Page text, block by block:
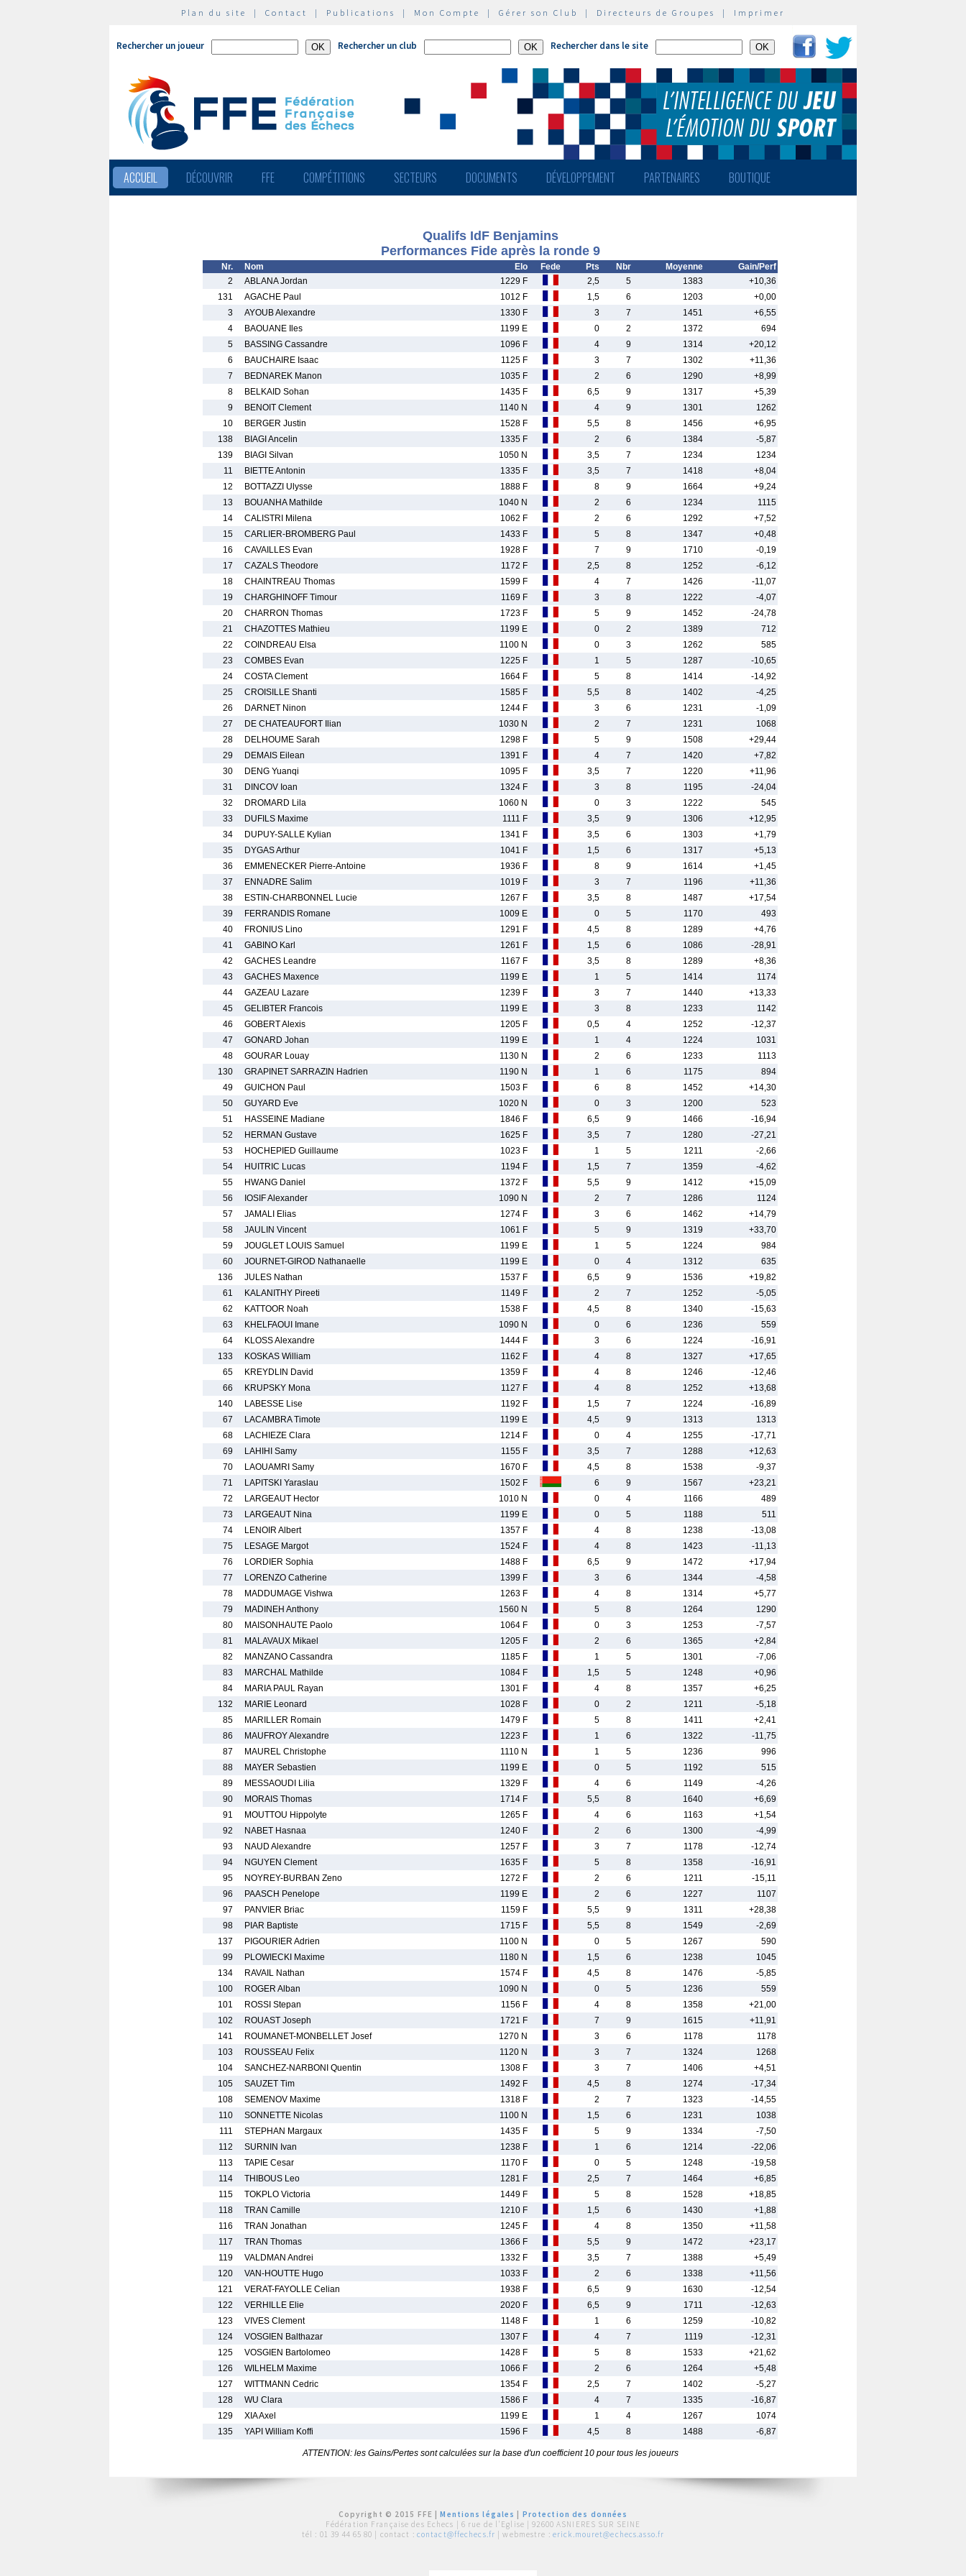
Plan du site | Contact | Publications | Mon Compte | Gérer son Club | Directeurs de Groupes | Imprimer
Rechercher un joueur Rechercher un club Rechercher dans le site
ACCUEIL DÉCOUVRIR FFE COMPÉTITIONS SECTEURS DOCUMENTS DÉVELOPPEMENT PARTENAIRES BOUTIQUE
Qualifs IdF Benjamins
Performances Fide après la ronde 9
Nr. Nom Elo Fede Pts Nbr Moyenne
Gain/Perf
2
ABLANA Jordan 1229 F 2,5 5 1383
+10,36
131
AGACHE Paul 1012 F 1,5 6 1203
+0,00
3
AYOUB Alexandre 1330 F 3 7 1451
+6,55
4
BAOUANE Iles 1199 E 0 2 1372
694
5
BASSING Cassandre 1096 F 4 9 1314
+20,12
6
BAUCHAIRE Isaac 1125 F 3 7 1302
+11,36
7
BEDNAREK Manon 1035 F 2 6 1290
+8,99
8
BELKAID Sohan 1435 F 6,5 9 1317
+5,39
9
BENOIT Clement 1140 N 4 9 1301
1262
10
BERGER Justin 1528 F 5,5 8 1456
+6,95
138
BIAGI Ancelin 1335 F 2 6 1384
-5,87
139
BIAGI Silvan 1050 N 3,5 7 1234
1234
11
BIETTE Antonin 1335 F 3,5 7 1418
+8,04
12
BOTTAZZI Ulysse 1888 F 8 9 1664
+9,24
13
BOUANHA Mathilde 1040 N 2 6 1234
1115
14
CALISTRI Milena 1062 F 2 6 1292
+7,52
15
CARLIER-BROMBERG Paul 1433 F 5 8 1347
+0,48
16
CAVAILLES Evan 1928 F 7 9 1710
-0,19
17
CAZALS Theodore 1172 F 2,5 8 1252
-6,12
18
CHAINTREAU Thomas 1599 F 4 7 1426
-11,07
19
CHARGHINOFF Timour 1169 F 3 8 1222
-4,07
20
CHARRON Thomas 1723 F 5 9 1452
-24,78
21
CHAZOTTES Mathieu 1199 E 0 2 1389
712
22
COINDREAU Elsa 1100 N 0 3 1262
585
23
COMBES Evan 1225 F 1 5 1287
-10,65
24
COSTA Clement 1664 F 5 8 1414
-14,92
25
CROISILLE Shanti 1585 F 5,5 8 1402
-4,25
26
DARNET Ninon 1244 F 3 6 1231
-1,09
27
DE CHATEAUFORT Ilian 1030 N 2 7 1231
1068
28
DELHOUME Sarah 1298 F 5 9 1508
+29,44
29
DEMAIS Eilean 1391 F 4 7 1420
+7,82
30
DENG Yuanqi 1095 F 3,5 7 1220
+11,96
31
DINCOV Ioan 1324 F 3 8 1195
-24,04
32
DROMARD Lila 1060 N 0 3 1222
545
33
DUFILS Maxime 1111 F 3,5 9 1306
+12,95
34
DUPUY-SALLE Kylian 1341 F 3,5 6 1303
+1,79
35
DYGAS Arthur 1041 F 1,5 6 1317
+5,13
36
EMMENECKER Pierre-Antoine 1936 F 8 9 1614
+1,45
37
ENNADRE Salim 1019 F 3 7 1196
+11,36
38
ESTIN-CHARBONNEL Lucie 1267 F 3,5 8 1487
+17,54
39
FERRANDIS Romane 1009 E 0 5 1170
493
40
FRONIUS Lino 1291 F 4,5 8 1289
+4,76
41
GABINO Karl 1261 F 1,5 6 1086
-28,91
42
GACHES Leandre 1167 F 3,5 8 1289
+8,36
43
GACHES Maxence 1199 E 1 5 1414
1174
44
GAZEAU Lazare 1239 F 3 7 1440
+13,33
45
GELIBTER Francois 1199 E 3 8 1233
1142
46
GOBERT Alexis 1205 F 0,5 4 1252
-12,37
47
GONARD Johan 1199 E 1 4 1224
1031
48
GOURAR Louay 1130 N 2 6 1233
1113
130
GRAPINET SARRAZIN Hadrien 1190 N 1 6 1175
894
49
GUICHON Paul 1503 F 6 8 1452
+14,30
50
GUYARD Eve 1020 N 0 3 1200
523
51
HASSEINE Madiane 1846 F 6,5 9 1466
-16,94
52
HERMAN Gustave 1625 F 3,5 7 1280
-27,21
53
HOCHEPIED Guillaume 1023 F 1 5 1211
-2,66
54
HUITRIC Lucas 1194 F 1,5 7 1359
-4,62
55
HWANG Daniel 1372 F 5,5 9 1412
+15,09
56
IOSIF Alexander 1090 N 2 7 1286
1124
57
JAMALI Elias 1274 F 3 6 1462
+14,79
58
JAULIN Vincent 1061 F 5 9 1319
+33,70
59
JOUGLET LOUIS Samuel 1199 E 1 5 1224
984
60
JOURNET-GIROD Nathanaelle 1199 E 0 4 1312
635
136
JULES Nathan 1537 F 6,5 9 1536
+19,82
61
KALANITHY Pireeti 1149 F 2 7 1252
-5,05
62
KATTOOR Noah 1538 F 4,5 8 1340
-15,63
63
KHELFAOUI Imane 1090 N 0 6 1236
559
64
KLOSS Alexandre 1444 F 3 6 1224
-16,91
133
KOSKAS William 1162 F 4 8 1327
+17,65
65
KREYDLIN David 1359 F 4 8 1246
-12,46
66
KRUPSKY Mona 1127 F 4 8 1252
+13,68
140
LABESSE Lise 1192 F 1,5 7 1224
-16,89
67
LACAMBRA Timote 1199 E 4,5 9 1313
1313
68
LACHIEZE Clara 1214 F 0 4 1255
-17,71
69
LAHIHI Samy 1155 F 3,5 7 1288
+12,63
70
LAOUAMRI Samy 1670 F 4,5 8 1538
-9,37
71
LAPITSKI Yaraslau 1502 F 6 9 1567
+23,21
72
LARGEAUT Hector 1010 N 0 4 1166
489
73
LARGEAUT Nina 1199 E 0 5 1188
511
74
LENOIR Albert 1357 F 4 8 1238
-13,08
75
LESAGE Margot 1524 F 4 8 1423
-11,13
76
LORDIER Sophia 1488 F 6,5 9 1472
+17,94
77
LORENZO Catherine 1399 F 3 6 1344
-4,58
78
MADDUMAGE Vishwa 1263 F 4 8 1314
+5,77
79
MADINEH Anthony 1560 N 5 8 1264
1290
80
MAISONHAUTE Paolo 1064 F 0 3 1253
-7,57
81
MALAVAUX Mikael 1205 F 2 6 1365
+2,84
82
MANZANO Cassandra 1185 F 1 5 1301
-7,06
83
MARCHAL Mathilde 1084 F 1,5 5 1248
+0,96
84
MARIA PAUL Rayan 1301 F 4 8 1357
+6,25
132
MARIE Leonard 1028 F 0 2 1211
-5,18
85
MARILLER Romain 1479 F 5 8 1411
+2,41
86
MAUFROY Alexandre 1223 F 1 6 1322
-11,75
87
MAUREL Christophe 1110 N 1 5 1236
996
88
MAYER Sebastien 1199 E 0 5 1192
515
89
MESSAOUDI Lilia 1329 F 4 6 1149
-4,26
90
MORAIS Thomas 1714 F 5,5 8 1640
+6,69
91
MOUTTOU Hippolyte 1265 F 4 6 1163
+1,54
92
NABET Hasnaa 1240 F 2 6 1300
-4,99
93
NAUD Alexandre 1257 F 3 7 1178
-12,74
94
NGUYEN Clement 1635 F 5 8 1358
-16,91
95
NOYREY-BURBAN Zeno 1272 F 2 6 1211
-15,11
96
PAASCH Penelope 1199 E 2 6 1227
1107
97
PANVIER Briac 1159 F 5,5 9 1311
+28,38
98
PIAR Baptiste 1715 F 5,5 8 1549
-2,69
137
PIGOURIER Adrien 1100 N 0 5 1267
590
99
PLOWIECKI Maxime 1180 N 1,5 6 1238
1045
134
RAVAIL Nathan 1574 F 4,5 8 1476
-5,85
100
ROGER Alban 1090 N 0 5 1236
559
101
ROSSI Stepan 1156 F 4 8 1358
+21,00
102
ROUAST Joseph 1721 F 7 9 1615
+11,91
141
ROUMANET-MONBELLET Josef 1270 N 3 6 1178
1178
103
ROUSSEAU Felix 1120 N 3 7 1324
1268
104
SANCHEZ-NARBONI Quentin 1308 F 3 7 1406
+4,51
105
SAUZET Tim 1492 F 4,5 8 1274
-17,34
108
SEMENOV Maxime 1318 F 2 7 1323
-14,55
110
SONNETTE Nicolas 1100 N 1,5 6 1231
1038
111
STEPHAN Margaux 1435 F 5 9 1334
-7,50
112
SURNIN Ivan 1238 F 1 6 1214
-22,06
113
TAPIE Cesar 1170 F 0 5 1248
-19,58
114
THIBOUS Leo 1281 F 2,5 7 1464
+6,85
115
TOKPLO Victoria 1449 F 5 8 1528
+18,85
118
TRAN Camille 1210 F 1,5 6 1430
+1,88
116
TRAN Jonathan 1245 F 4 8 1350
+11,58
117
TRAN Thomas 1366 F 5,5 9 1472
+23,17
119
VALDMAN Andrei 1332 F 3,5 7 1388
+5,49
120
VAN-HOUTTE Hugo 1033 F 2 6 1338
+11,56
121
VERAT-FAYOLLE Celian 1938 F 6,5 9 1630
-12,54
122
VERHILLE Elie 2020 F 6,5 9 1711
-12,63
123
VIVES Clement 1148 F 1 6 1259
-10,82
124
VOSGIEN Balthazar 1307 F 4 7 1119
-12,31
125
VOSGIEN Bartolomeo 1428 F 5 8 1533
+21,62
126
WILHELM Maxime 1066 F 2 6 1264
+5,48
127
WITTMANN Cedric 1354 F 2,5 7 1402
-5,27
128
WU Clara 1586 F 4 7 1335
-16,87
129
XIA Axel 1199 E 1 4 1267
1074
135
YAPI William Koffi 1596 F 4,5 8 1488 -6,87
ATTENTION: les Gains/Pertes sont calculées sur la base d'un coefficient 10 pour tous les joueurs
Copyright © 2015 FFE |Mentions légales
Protection des données
Fédération Française des Echecs | 6 rue de l'Eglise | 92600 ASNIERES SUR SEINE
tél : 01 39 44 65 80 | contact : contact@ffechecs.fr | webmestre : erick.mouret@echecs.asso.fr